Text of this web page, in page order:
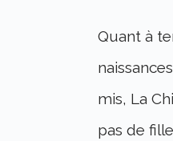
Quant à
mis, La
pas de